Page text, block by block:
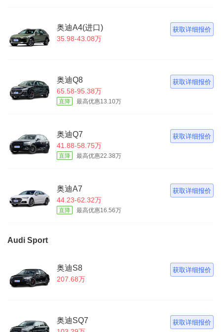
奥迪A4(进口)
35.98-43.08万
获取详细报价
奥迪Q8
65.58-95.38万
直降 最高优惠13.10万
获取详细报价
奥迪Q7
41.88-58.75万
直降 最高优惠22.38万
获取详细报价
奥迪A7
44.23-62.32万
直降 最高优惠16.56万
获取详细报价
Audi Sport
奥迪S8
207.68万
获取详细报价
奥迪SQ7 获取详细报价